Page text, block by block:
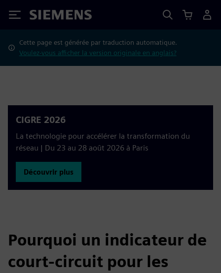
Siemens
Cette page est générée par traduction automatique.
Voulez-vous afficher la version originale en anglais?
CIGRE 2026
La technologie pour accélérer la transformation du
réseau | Du 23 au 28 août 2026 à Paris
Découvrir plus
Pourquoi un indicateur de
court-circuit pour les